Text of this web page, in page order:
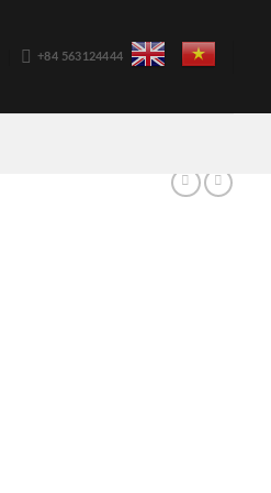
+84 563124444